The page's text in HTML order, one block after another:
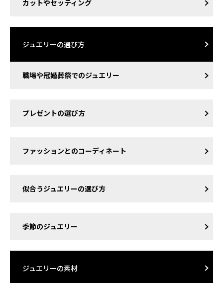
カットやセッティング
ジュエリーの選び方
職場や冠婚葬祭でのジュエリー
プレゼントの選び方
ファッションとのコーディネート
似合うジュエリーの選び方
季節のジュエリー
ジュエリーの素材